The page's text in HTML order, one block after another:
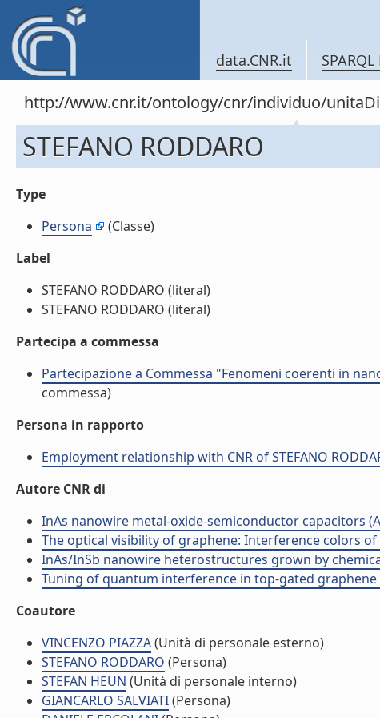
data.CNR.it
http://www.cnr.it/ontology/cnr/individuo/
STEFANO RODDARO
Type
Persona
(Classe)
Label
STEFANO RODDARO (literal)
STEFANO RODDARO (literal)
Partecipa a commessa
Partecipazione a Commessa "Fenomeni coerenti in
commessa)
Persona in rapporto
Employment relationship with CNR of STEFANO
Autore CNR di
InAs nanowire metal-oxide-semiconductor capacitors
The optical visibility of graphene: Interference colors
InAs/InSb nanowire heterostructures grown by
Tuning of quantum interference in top-gated graphene
Coautore
VINCENZO PIAZZA(Unità di personale esterno)
STEFANO RODDARO (Persona)
STEFAN HEUN (Unità di personale interno)
GIANCARLO SALVIATI(Persona)